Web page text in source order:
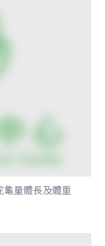
龜量體長及體重